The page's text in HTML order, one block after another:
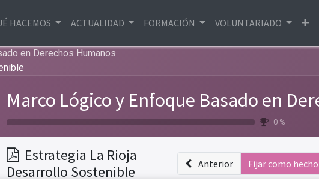
HACEMOS ACTUALIDAD FORMACIÓN VOLUNTARIADO
en Derechos Humanos
Marco Lógico y Enfoque Basado en
0 %
Estrategia La Rioja
Desarrollo Sostenible
Anterior Fijar como hecho